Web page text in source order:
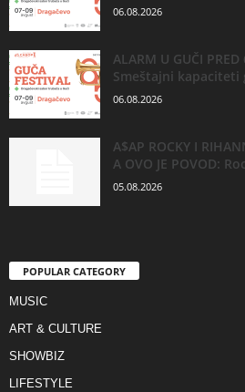
06.08.2026
ALARM U GUČI PRED
Smeštajni
06.08.2026
A$AP ROCKY I
A OVO JE POVOD:
05.08.2026
POPULAR CATEGORY
MUSIC
ART & CULTURE
SHOWBIZ
LIFESTYLE